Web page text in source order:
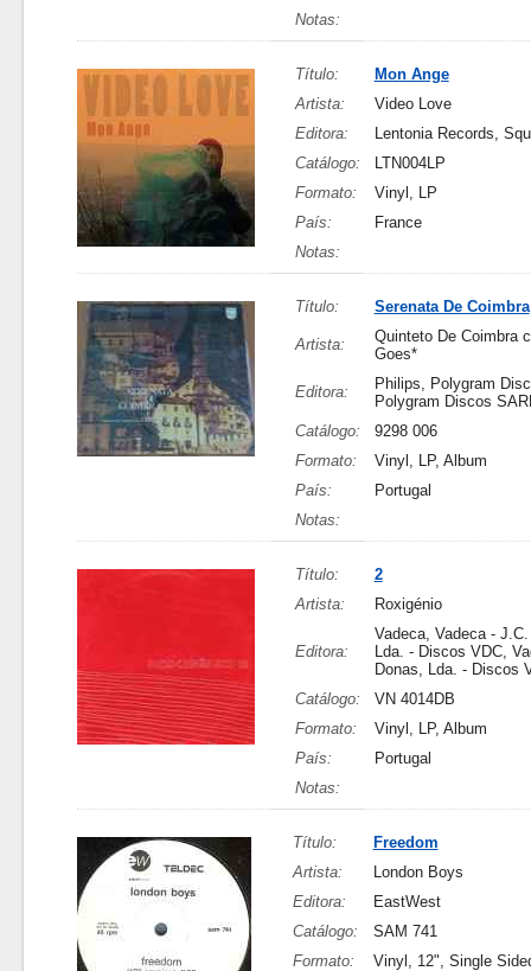
Notas:
Título:
Mon Ange
Artista:
Video Love
Editora:
Lentonia Records,
Catálogo:
LTN004LP
Formato:
Vinyl, LP
País:
France
Notas:
Título: Serenata De Coimbra
Artista:
Quinteto De Coimbra
Goes*
Editora:
Philips, Polygram
Polygram Discos
Catálogo:
9298 006
Formato:
Vinyl, LP, Album
País:
Portugal
Notas:
Título:
2
Artista:
Roxigénio
Editora:
Vadeca, Vadeca -
Lda. - Discos VDC,
Donas, Lda. - Discos
Catálogo:
VN 4014DB
Formato:
Vinyl, LP, Album
País:
Portugal
Notas:
Título:
Freedom
Artista:
London Boys
Editora:
EastWest
Catálogo:
SAM 741
Formato:
Vinyl, 12", Single